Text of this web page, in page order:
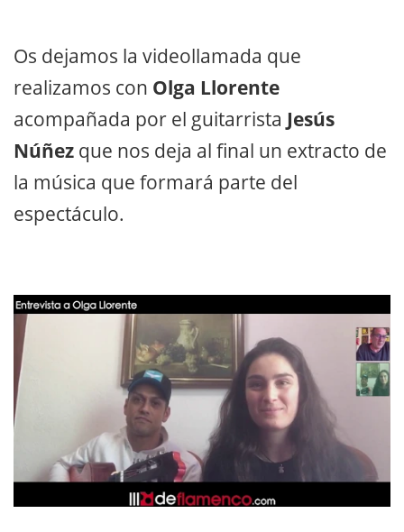
Os dejamos la videollamada que
realizamos con Olga Llorente
acompañada por el guitarrista Jesús
Núñez que nos deja al final un extracto de
la música que formará parte del
espectáculo.